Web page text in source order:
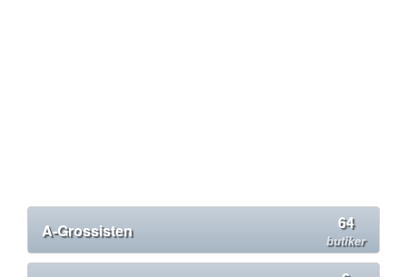
A-Grossisten 64
butiker